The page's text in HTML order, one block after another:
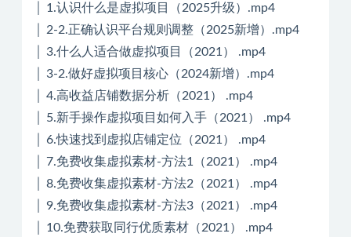
│ 1.认识什么是虚拟项目（2025升级）.mp4
│ 2-2.正确认识平台规则调整（2025新增）.mp4
│ 3.什么人适合做虚拟项目（2021） .mp4
│ 3-2.做好虚拟项目核心（2024新增）.mp4
│ 4.高收益店铺数据分析（2021） .mp4
│ 5.新手操作虚拟项目如何入手（2021） .mp4
│ 6.快速找到虚拟店铺定位（2021） .mp4
│ 7.免费收集虚拟素材-方法1（2021） .mp4
│ 8.免费收集虚拟素材-方法2（2021） .mp4
│ 9.免费收集虚拟素材-方法3（2021） .mp4
│ 10.免费获取同行优质素材（2021） .mp4